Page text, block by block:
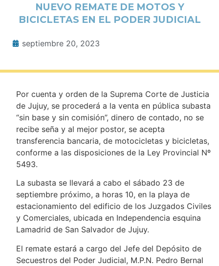
NUEVO REMATE DE MOTOS Y
BICICLETAS EN EL PODER JUDICIAL
septiembre 20, 2023
Por cuenta y orden de la Suprema Corte de Justicia
de Jujuy, se procederá a la venta en pública subasta
“sin base y sin comisión”, dinero de contado, no se
recibe seña y al mejor postor, se acepta
transferencia bancaria, de motocicletas y bicicletas,
conforme a las disposiciones de la Ley Provincial Nº
5493.
La subasta se llevará a cabo el sábado 23 de
septiembre próximo, a horas 10, en la playa de
estacionamiento del edificio de los Juzgados Civiles
y Comerciales, ubicada en Independencia esquina
Lamadrid de San Salvador de Jujuy.
El remate estará a cargo del Jefe del Depósito de
Secuestros del Poder Judicial, M.P.N. Pedro Bernal